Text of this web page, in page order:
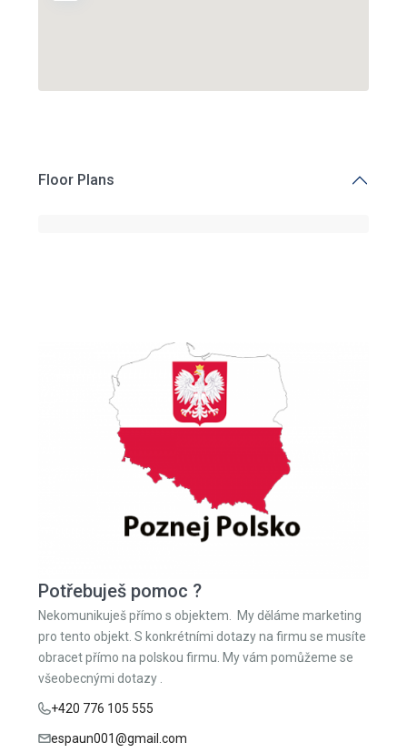
Floor Plans
Potřebuješ pomoc ?
Nekomunikuješ přímo s objektem. My děláme marketing
pro tento objekt. S konkrétními dotazy na firmu se musíte
obracet přímo na polskou firmu. My vám pomůžeme se
všeobecnými dotazy .
+420 776 105 555
espaun001@gmail.com